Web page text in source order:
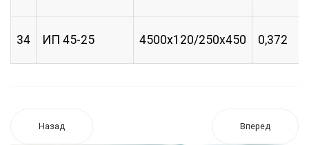
34 ИП 45-25 4500х120/250х450 0,372
Назад Вперед